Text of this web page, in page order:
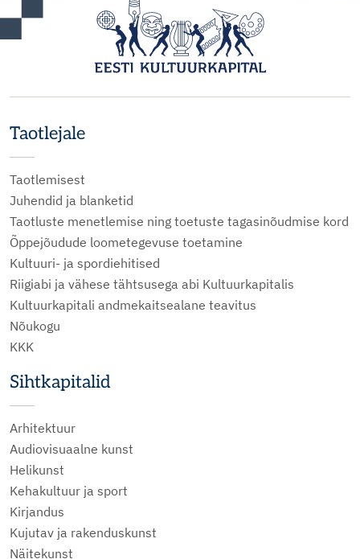
Taotlejale
Taotlemisest
Juhendid ja blanketid
Taotluste menetlemise ning toetuste tagasinõudmise kord
Õppejõudude loometegevuse toetamine
Kultuuri- ja spordiehitised
Riigiabi ja vähese tähtsusega abi Kultuurkapitalis
Kultuurkapitali andmekaitsealane teavitus
Nõukogu
KKK
Sihtkapitalid
Arhitektuur
Audiovisuaalne kunst
Helikunst
Kehakultuur ja sport
Kirjandus
Kujutav ja rakenduskunst
Näitekunst